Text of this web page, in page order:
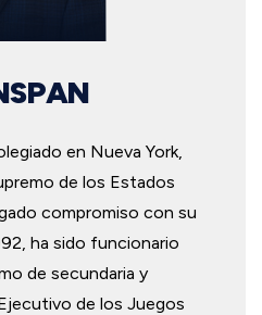
en Nueva York,
de los Estados
compromiso con su
ha sido funcionario
de secundaria y
de los Juegos